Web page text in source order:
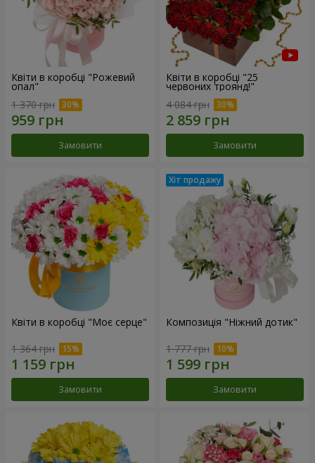
Квіти в коробці "Рожевий
опал"
1 370 грн
Замовити
Квіти в коробці "25
червоних троянд!"
4 084 грн
Замовити
Квіти в коробці "Моє серце"
1 364 грн
Замовити
Композиція "Ніжний дотик"
1 777 грн
Замовити